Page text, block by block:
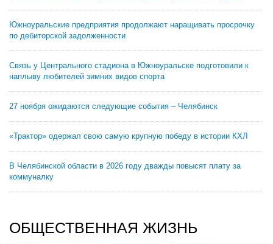
Южноуральские предприятия продолжают наращивать просрочку
по дебиторской задолженности
Связь у Центрального стадиона в Южноуральске подготовили к
наплыву любителей зимних видов спорта
27 ноября ожидаются следующие события – Челябинск
«Трактор» одержал свою самую крупную победу в истории КХЛ
В Челябинской области в 2026 году дважды повысят плату за
коммуналку
ОБЩЕСТВЕННАЯ ЖИЗНЬ